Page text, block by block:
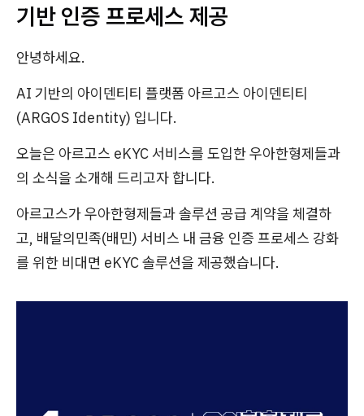
기반 인증 프로세스 제공
안녕하세요.
AI 기반의 아이덴티티 플랫폼 아르고스 아이덴티티
(ARGOS Identity) 입니다.
오늘은 아르고스 eKYC 서비스를 도입한 우아한형제들과
의 소식을 소개해 드리고자 합니다.
아르고스가 우아한형제들과 솔루션 공급 계약을 체결하
고, 배달의민족(배민) 서비스 내 금융 인증 프로세스 강화
를 위한 비대면 eKYC 솔루션을 제공했습니다.